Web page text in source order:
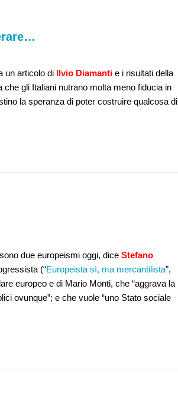
un articolo di Ilvio Diamanti e i risultati della
gli Italiani nutrano molta meno fiducia in
la speranza di poter costruire qualcosa di
due europeismi oggi, dice Stefano
(“Europeista sì, ma mercantilista”,
europeo e di Mario Monti, che “aggrava la
ovunque”; e che vuole “uno Stato sociale